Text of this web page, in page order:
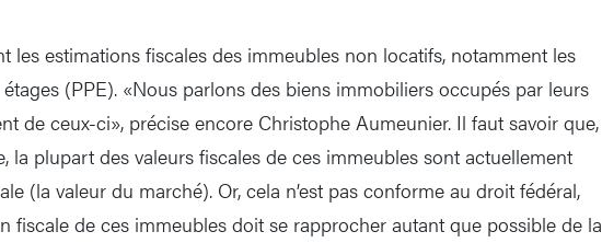
les estimations fiscales des immeubles non locatifs, notamment les
(PPE). «Nous parlons des biens immobiliers occupés par leurs
de ceux-ci», précise encore Christophe Aumeunier. Il faut savoir que,
la plupart des valeurs fiscales de ces immeubles sont actuellement
(la valeur du marché). Or, cela n’est pas conforme au droit fédéral,
fiscale de ces immeubles doit se rapprocher autant que possible de la